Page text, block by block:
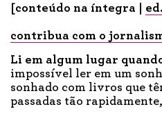
[conteúdo na íntegra |
contribua com o
Li em algum lugar
impossível ler em um
sonhado com livros que
passadas tão